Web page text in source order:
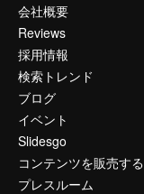
会社概要
Reviews
採用情報
検索トレンド
ブログ
イベント
Slidesgo
コンテンツを販売する
プレスルーム